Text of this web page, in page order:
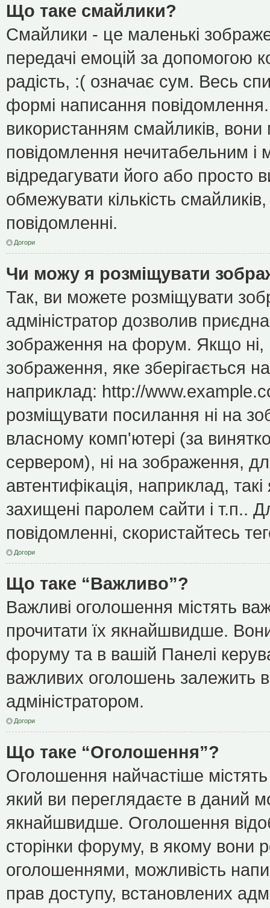
Що таке смайлики?
Смайлики - це маленькі
передачі емоцій за допомогою
радість, :( означає сум. Весь
формі написання
використанням смайликів,
повідомлення нечитабельним
відредагувати його або
обмежувати кількість
повідомленні.
Догори
Чи можу я розміщувати
Так, ви можете розміщувати
адміністратор дозволив
зображення на форум. Якщо ні,
зображення, яке зберігається
наприклад: http://
розміщувати посилання ні на
власному комп'ютері (за
сервером), ні на зображення,
автентифікація, наприклад,
захищені паролем сайти і т.п..
повідомленні, скористайтесь
Догори
Що таке “Важливо”?
Важливі оголошення містять
прочитати їх якнайшвидше.
форуму та в вашій Панелі
важливих оголошень залежить
адміністратором.
Догори
Що таке “Оголошення”?
Оголошення найчастіше
який ви переглядаєте в даний
якнайшвидше. Оголошення
сторінки форуму, в якому вони
оголошеннями, можливість
прав доступу, встановлених